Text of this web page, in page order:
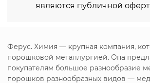
являются публичной
Ферус. Химия — крупная компания,
порошковой металлургией. Она
покупателям большое разнообразие
порошков разнообразных видов —